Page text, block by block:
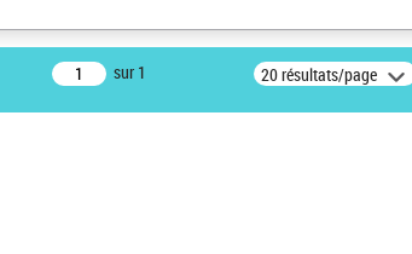
sur 1 20 résultats/page